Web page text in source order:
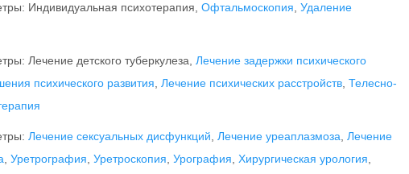
Индивидуальная психотерапия, Офтальмоскопия Удаление
Лечение детского туберкулеза, Лечение задержки психического
психического развития Лечение психических расстройств Телесно-
Лечение сексуальных дисфункций Лечение уреаплазмоза Лечение
Уретрография Уретроскопия Урография Хирургическая урология